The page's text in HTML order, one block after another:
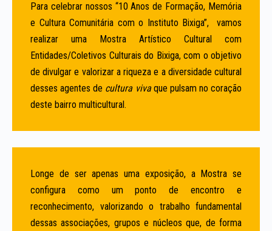
Para celebrar nossos “10 Anos de Formação, Memória
e Cultura Comunitária com o Instituto Bixiga”, vamos
realizar uma Mostra Artístico Cultural com
Entidades/Coletivos Culturais do Bixiga, com o objetivo
de divulgar e valorizar a riqueza e a diversidade cultural
desses agentes de cultura vivaque pulsam no coração
deste bairro multicultural.
Longe de ser apenas uma exposição, a Mostra se
configura como um ponto de encontro e
reconhecimento, valorizando o trabalho fundamental
dessas associações, grupos e núcleos que, de forma